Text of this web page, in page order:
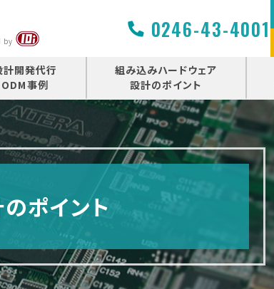
by 0246-43-4001
計開発代行
ODM事例
組み込みハードウェア
設計のポイント
ポイント